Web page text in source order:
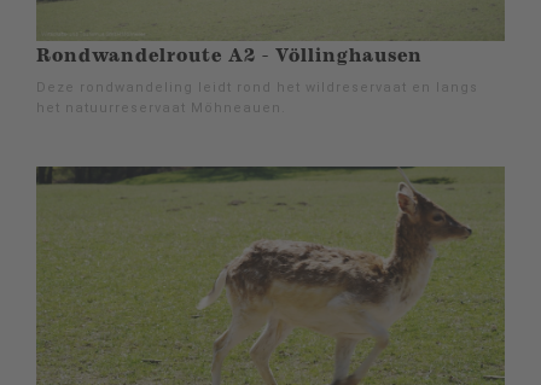
Rondwandelroute A2 - Völlinghausen
Deze rondwandeling leidt rond het wildreservaat en langs
het natuurreservaat Möhneauen.